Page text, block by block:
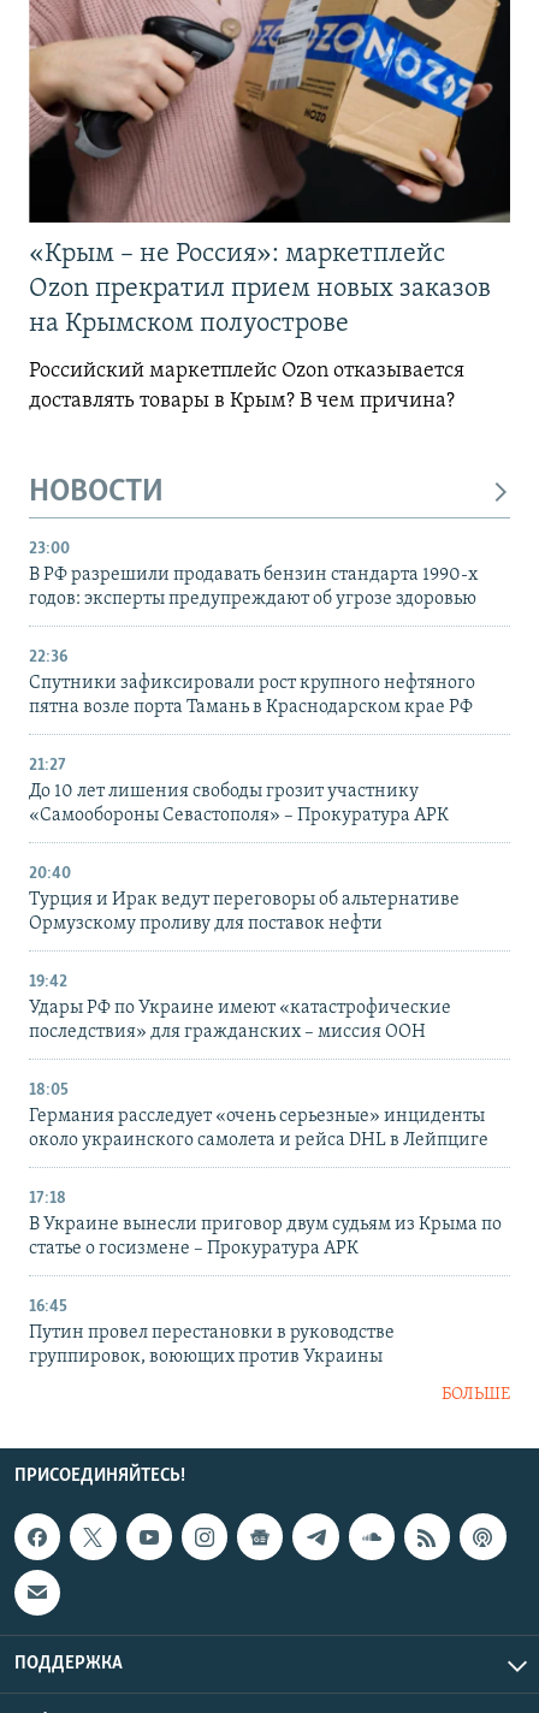
«Крым – не Россия»: маркетплейс
Ozon прекратил прием новых заказов
на Крымском полуострове
Российский маркетплейс Ozon отказывается
доставлять товары в Крым? В чем причина?
НОВОСТИ
23:00
В РФ разрешили продавать бензин стандарта 1990-х
годов: эксперты предупреждают об угрозе здоровью
22:36
Спутники зафиксировали рост крупного нефтяного
пятна возле порта Тамань в Краснодарском крае РФ
21:27
До 10 лет лишения свободы грозит участнику
«Самообороны Севастополя» – Прокуратура АРК
20:40
Турция и Ирак ведут переговоры об альтернативе
Ормузскому проливу для поставок нефти
19:42
Удары РФ по Украине имеют «катастрофические
последствия» для гражданских – миссия ООН
18:05
Германия расследует «очень серьезные» инциденты
около украинского самолета и рейса DHL в Лейпциге
17:18
В Украине вынесли приговор двум судьям из Крыма по
статье о госизмене – Прокуратура АРК
16:45
Путин провел перестановки в руководстве
группировок, воюющих против Украины
БОЛЬШЕ
ПРИСОЕДИНЯЙТЕСЬ!
ПОДДЕРЖКА